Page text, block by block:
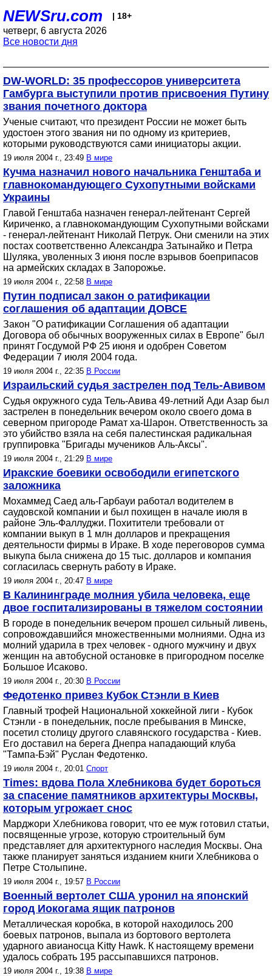
NEWSru.com | 18+
четверг, 6 августа 2026
Все новости дня
DW-WORLD: 35 профессоров университета
Гамбурга выступили против присвоения Путину
звания почетного доктора
Ученые считают, что президент России не может быть
удостоен этого звания ни по одному из критериев,
которыми руководствуются сами инициаторы акции.
19 июля 2004 г., 23:49 В мире
Кучма назначил нового начальника Генштаба и
главнокомандующего Сухопутными войсками
Украины
Главой Генштаба назначен генерал-лейтенант Сергей
Кириченко, а главнокомандующим Сухопутными войсками
- генерал-лейтенант Николай Петрук. Они сменили на этих
постах соответственно Александра Затынайко и Петра
Шуляка, уволенных 3 июня после взрывов боеприпасов
на армейских складах в Запорожье.
19 июля 2004 г., 22:58 В мире
Путин подписал закон о ратификации
соглашения об адаптации ДОВСЕ
Закон "О ратификации Соглашения об адаптации
Договора об обычных вооруженных силах в Европе" был
принят Госдумой РФ 25 июня и одобрен Советом
Федерации 7 июля 2004 года.
19 июля 2004 г., 22:35 В России
Израильский судья застрелен под Тель-Авивом
Судья окружного суда Тель-Авива 49-летний Ади Азар был
застрелен в понедельник вечером около своего дома в
северном пригороде Рамат ха-Шарон. Ответственность за
это убийство взяла на себя палестинская радикальная
группировка "Бригады мучеников Аль-Аксы".
19 июля 2004 г., 21:29 В мире
Иракские боевики освободили египетского
заложника
Мохаммед Саед аль-Гарбауи работал водителем в
саудовской компании и был похищен в начале июля в
районе Эль-Фаллуджи. Похитители требовали от
компании выкуп в 1 млн долларов и прекращения
деятельности фирмы в Ираке. В ходе переговоров сумма
выкупа была снижена до 15 тыс. долларов и компания
согласилась свернуть работу в Ираке.
19 июля 2004 г., 20:47 В мире
В Калининграде молния убила человека, еще
двое госпитализированы в тяжелом состоянии
В городе в понедельник вечером прошел сильный ливень,
сопровождавшийся множественными молниями. Одна из
молний ударила в трех человек - одного мужчину и двух
женщин на автобусной остановке в пригородном поселке
Большое Исаково.
19 июля 2004 г., 20:30 В России
Федотенко привез Кубок Стэнли в Киев
Главный трофей Национальной хоккейной лиги - Кубок
Стэнли - в понедельник, после пребывания в Минске,
посетил столицу другого славянского государства - Киев.
Его доставил на берега Днепра нападающий клуба
"Тампа-Бэй" Руслан Федотенко.
19 июля 2004 г., 20:01 Спорт
Times: вдова Пола Хлебникова будет бороться
за спасение памятников архитектуры Москвы,
которым угрожает снос
Марджори Хлебникова говорит, что ее муж готовил статьи,
посвященные угрозе, которую строительный бум
представляет для архитектурного наследия Москвы. Она
также планирует заняться изданием книги Хлебникова о
Петре Столыпине.
19 июля 2004 г., 19:57 В России
Военный вертолет США уронил на японский
город Иокогама ящик патронов
Металлическая коробка, в которой находилось 200
боевых патронов, выпала из бортового вертолета
ударного авианосца Kitty Hawk. К настоящему времени
удалось собрать 195 рассыпавшихся патронов.
19 июля 2004 г., 19:38 В мире